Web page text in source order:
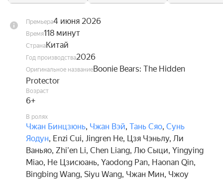
Премьера4 июня 2026
Время118 минут
СтранаКитай
Год производства2026
Оригинальное названиеBoonie Bears: The Hidden
Protector
Возраст
6+
В ролях
Чжан Бинцзюнь, Чжан Вэй, Тань Сяо, Сунь
Яодун, Enzi Cui, Jingren He, Цзя Чэньлу, Ли
Ваньяо, Zhi'en Li, Chen Liang, Лю Сыци, Yingying
Miao, Не Цзисюань, Yaodong Pan, Haonan Qin,
Bingbing Wang, Siyu Wang, Чжан Мин, Чжоу